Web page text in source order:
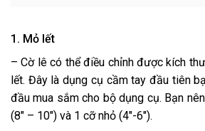
1. Mỏ lết
– Cờ lê có thể điều chỉnh được kích
lết. Đây là dụng cụ cầm tay đầu tiên
đầu mua sắm cho bộ dụng cụ. Bạn
(8″ – 10″) và 1 cỡ nhỏ (4″-6″).